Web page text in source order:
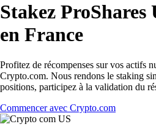
Stakez
en France
Profitez de récompenses sur vos actifs
Crypto.com. Nous rendons le staking
positions, participez à la validation du
Commencer avec Crypto.com